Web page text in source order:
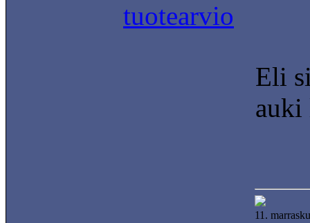
tuotearvio
Eli
auki
11.